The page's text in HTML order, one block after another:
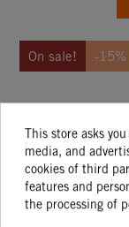
On sale! -15%
This store asks
media, and
cookies of third
features and
the processing of